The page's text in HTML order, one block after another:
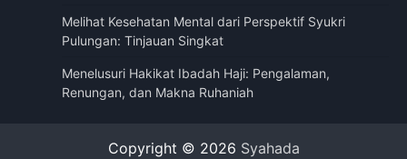
Melihat Kesehatan Mental dari Perspektif Syukri
Pulungan: Tinjauan Singkat
Menelusuri Hakikat Ibadah Haji: Pengalaman,
Renungan, dan Makna Ruhaniah
Copyright © 2026 Syahada